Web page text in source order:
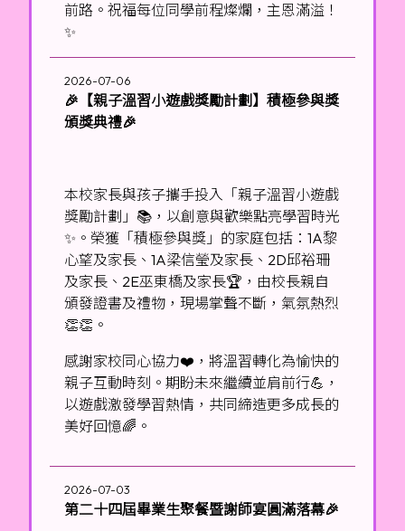
前路。祝福每位同學前程燦爛，主恩滿溢！
✨
2026-07-06
🎉【親子溫習小遊戲獎勵計劃】積極參與獎
頒獎典禮🎉
本校家長與孩子攜手投入「親子溫習小遊戲
獎勵計劃」📚，以創意與歡樂點亮學習時光
✨。榮獲「積極參與獎」的家庭包括：1A黎
心望及家長、1A梁信瑩及家長、2D邱裕珊
及家長、2E巫東橋及家長🏆，由校長親自
頒發證書及禮物，現場掌聲不斷，氣氛熱烈
👏👏。
感謝家校同心協力❤️，將溫習轉化為愉快的
親子互動時刻。期盼未來繼續並肩前行💪，
以遊戲激發學習熱情，共同締造更多成長的
美好回憶🌈。
2026-07-03
第二十四屆畢業生聚餐暨謝師宴圓滿落幕🎉